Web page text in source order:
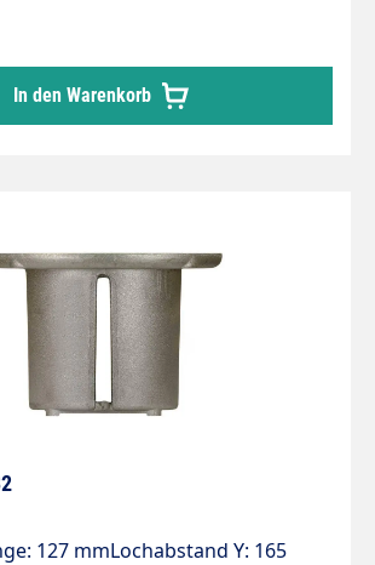
In den Warenkorb
127 mmLochabstand Y: 165